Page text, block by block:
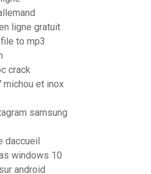
ligne gratuit
to mp3
crack
et inox
samsung
daccueil
windows 10
android